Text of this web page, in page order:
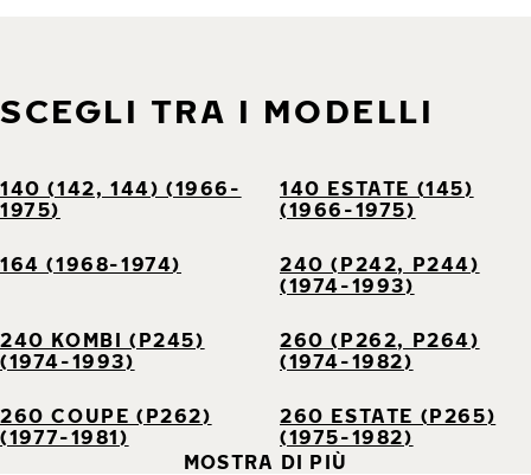
SCEGLI TRA I MODELLI
140 (142, 144) (1966-
1975)
140 ESTATE (145)
(1966-1975)
164 (1968-1974)
240 (P242, P244)
(1974-1993)
240 KOMBI (P245)
(1974-1993)
260 (P262, P264)
(1974-1982)
260 COUPE (P262)
(1977-1981)
260 ESTATE (P265)
(1975-1982)
MOSTRA DI PIÙ